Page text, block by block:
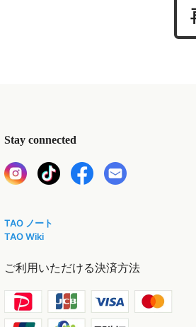
Stay connected
TAO ノート
TAO Wiki
ご利用いただける決済方法